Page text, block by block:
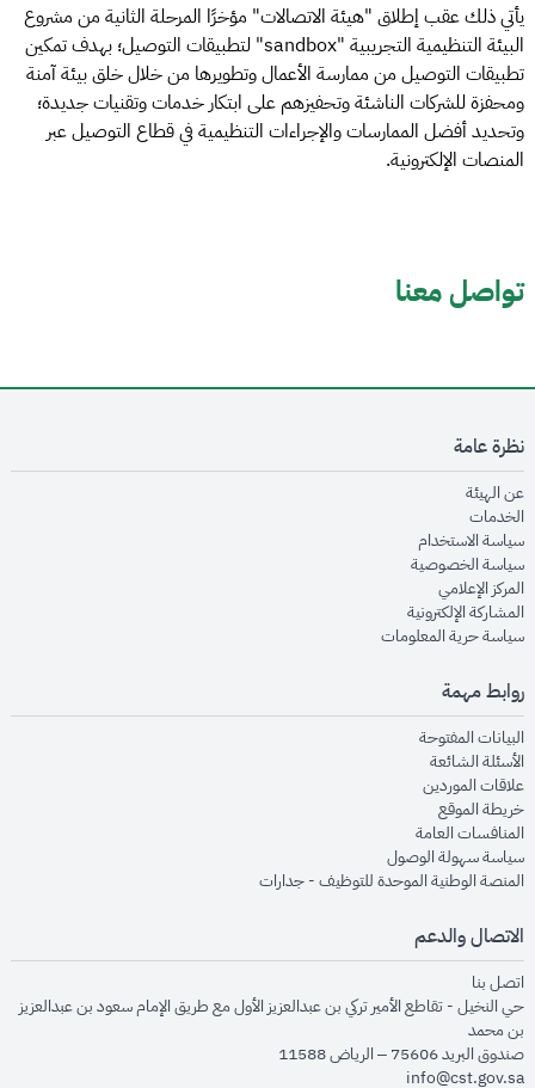
يأتي ذلك عقب إطلاق "هيئة الاتصالات" مؤخرًا المرحلة الثانية من مشروع
البيئة التنظيمية التجريبية "sandbox" لتطبيقات التوصيل؛ بهدف تمكين
تطبيقات التوصيل من ممارسة الأعمال وتطويرها من خلال خلق بيئة آمنة
ومحفزة للشركات الناشئة وتحفيزهم على ابتكار خدمات وتقنيات جديدة؛
وتحديد أفضل الممارسات والإجراءات التنظيمية في قطاع التوصيل عبر
المنصات الإلكترونية.
تواصل معنا
نظرة عامة
عن الهيئةopens in new window
الخدماتopens in new window
سياسة الاستخدام
سياسة الخصوصيةopens in new window
المركز الإعلاميopens in new window
المشاركة الإلكترونيةopens in new window
سياسة حرية المعلوماتopens in new window
روابط مهمة
البيانات المفتوحةopens in new window
الأسئلة الشائعةopens in new window
علاقات الموردينopens in new window
خريطة الموقعopens in new window
المنافسات العامةopens in new window
سياسة سهولة الوصولopens in new window
المنصة الوطنية الموحدة للتوظيف - جداراتopens in new window
الاتصال والدعم
اتصل بنا
حي النخيل - تقاطع الأمير تركي بن عبدالعزيز الأول مع طريق الإمام سعود بن عبدالعزيز
بن محمد
صندوق البريد 75606 – الرياض 11588
info@cst.gov.sa